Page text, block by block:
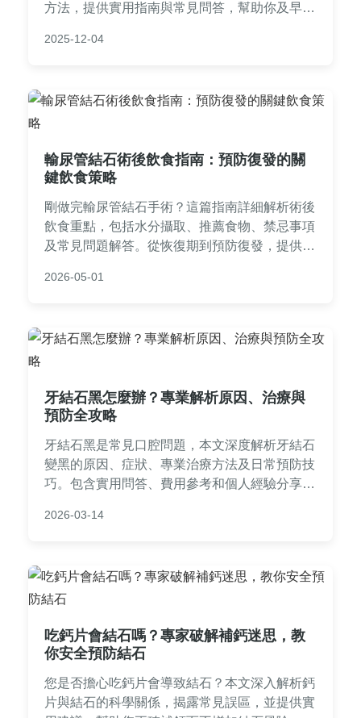
方法，提供實用指南與常見問答，幫助你及早發
2025-12-04
輸尿管結石術後飲食指南：預防復發的關
鍵飲食策略
剛做完輸尿管結石手術？這篇指南詳細解析術後
飲食重點，包括水分攝取、推薦食物、禁忌事項
及常見問題解答。從恢復期到預防復發，提供實
進身體康復。專家貼士和個人經驗分享，讓你吃
2026-05-01
牙結石黑怎麼辦？專業解析原因、治療與
預防全攻略
牙結石黑是常見口腔問題，本文深度解析牙結石
變黑的原因、症狀、專業治療方法及日常預防技
巧。包含實用問答、費用參考和個人經驗分享，
2026-03-14
吃鈣片會結石嗎？專家破解補鈣迷思，教
你安全預防結石
您是否擔心吃鈣片會導致結石？本文深入解析鈣
片與結石的科學關係，揭露常見誤區，並提供實